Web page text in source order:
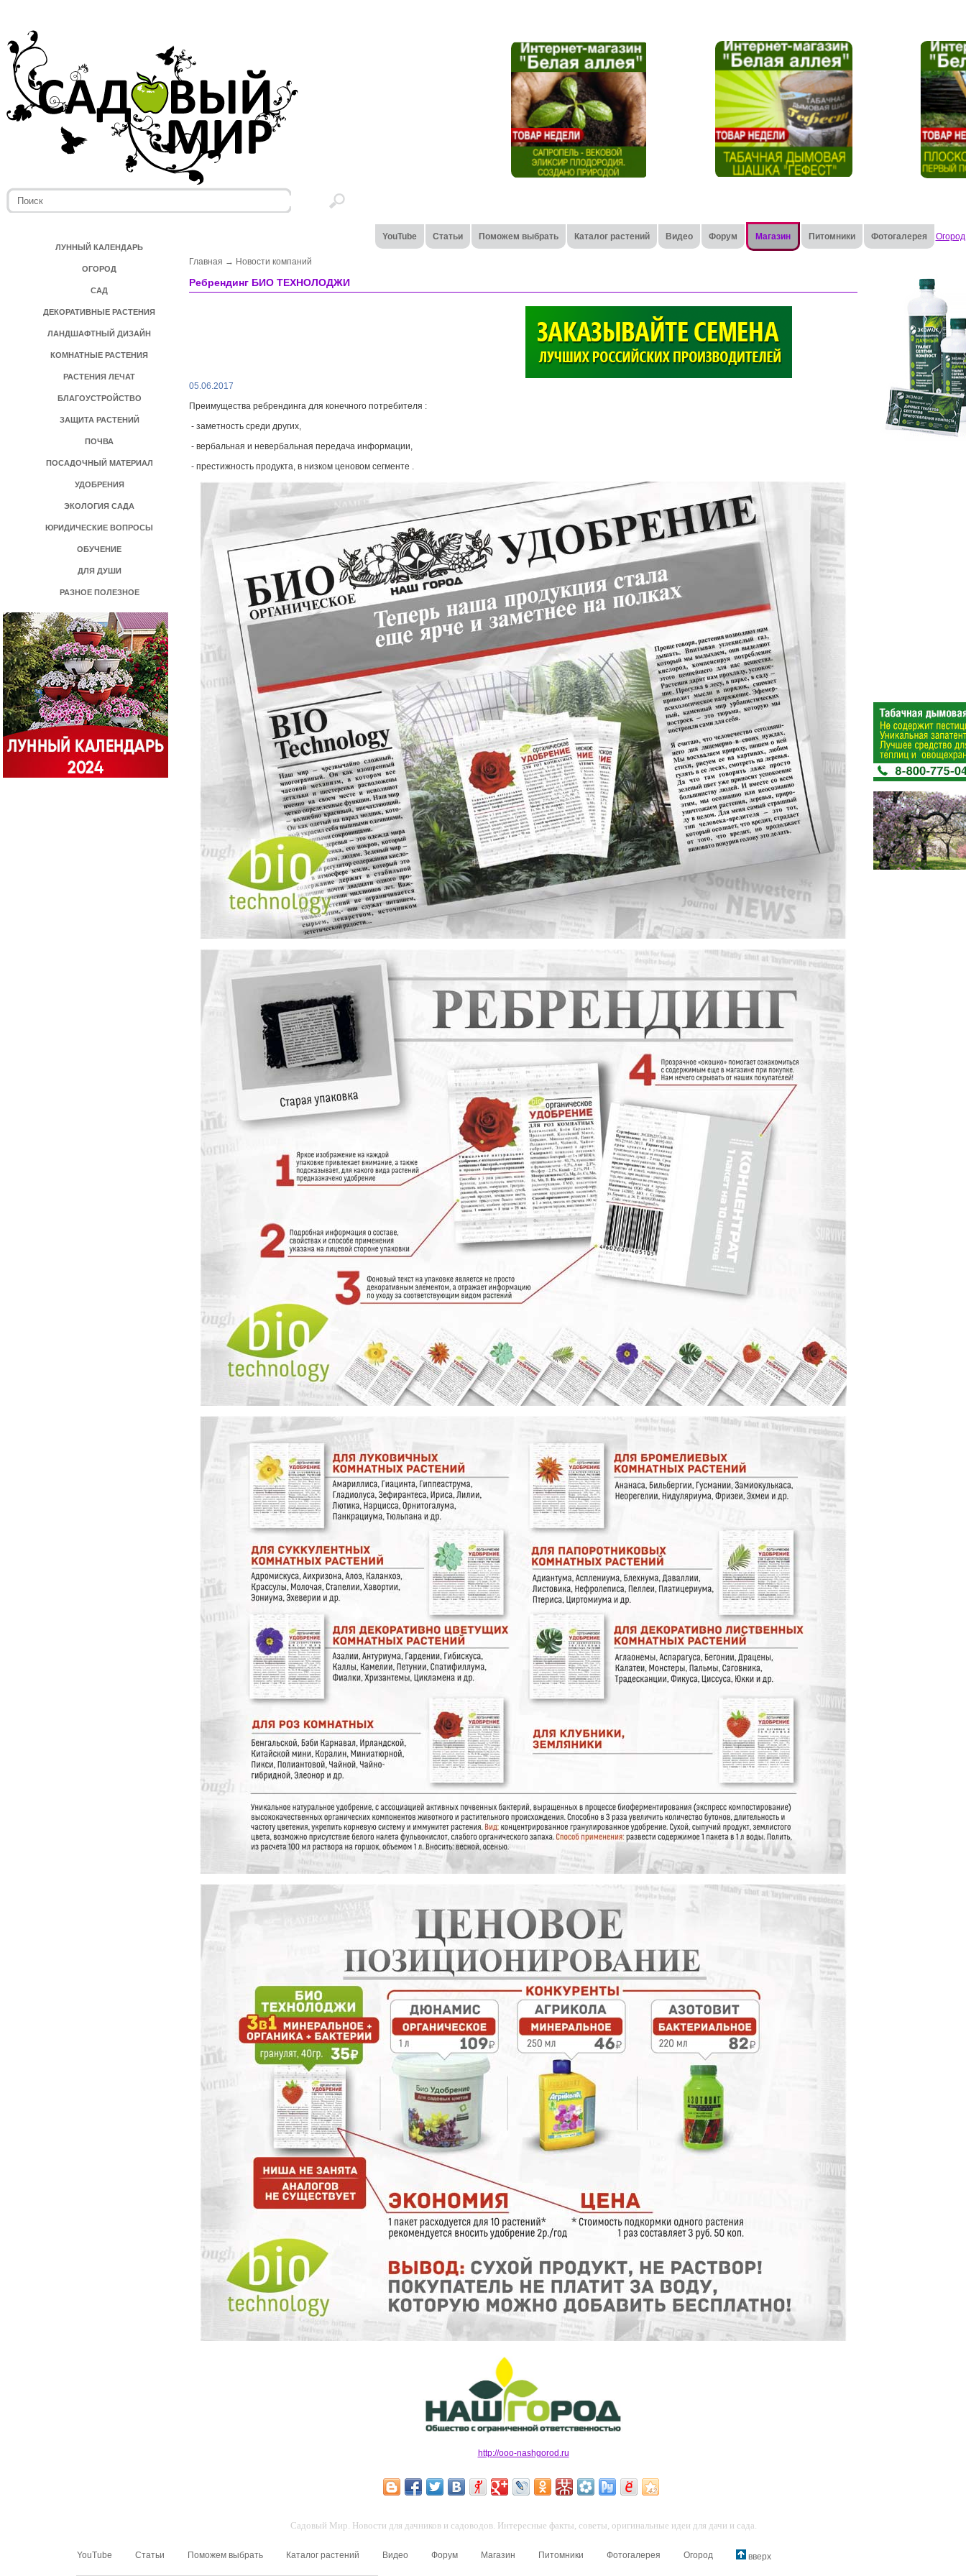
ЛУННЫЙ КАЛЕНДАРЬ
ОГОРОД
САД
ДЕКОРАТИВНЫЕ РАСТЕНИЯ
ЛАНДШАФТНЫЙ ДИЗАЙН
КОМНАТНЫЕ РАСТЕНИЯ
РАСТЕНИЯ ЛЕЧАТ
БЛАГОУСТРОЙСТВО
ЗАЩИТА РАСТЕНИЙ
ПОЧВА
ПОСАДОЧНЫЙ МАТЕРИАЛ
УДОБРЕНИЯ
ЭКОЛОГИЯ САДА
ЮРИДИЧЕСКИЕ ВОПРОСЫ
ОБУЧЕНИЕ
ДЛЯ ДУШИ
РАЗНОЕ ПОЛЕЗНОЕ
YouTube Статьи Поможем выбрать Каталог растений Видео Форум Магазин Питомники Фотогалерея Огород
Главная → Новости компаний
Ребрендинг БИО ТЕХНОЛОДЖИ
05.06.2017
Преимущества ребрендинга для конечного потребителя :
- заметность среди других,
- вербальная и невербальная передача информации,
- престижность продукта, в низком ценовом сегменте .
http://ooo-nashgorod.ru
Садовый Мир. Новости для дачников и садоводов. Интересные факты, советы, оригинальные идеи для дачи и сада.
YouTube Статьи Поможем выбрать Каталог растений Видео Форум Магазин Питомники Фотогалерея Огород вверх